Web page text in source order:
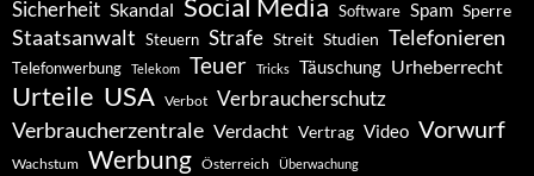
Sicherheit Skandal Social Media Software Spam Sperre
Staatsanwalt Steuern Strafe Streit Studien Telefonieren
Telefonwerbung Telekom Teuer Tricks Täuschung Urheberrecht
Urteile USA Verbot Verbraucherschutz
Verbraucherzentrale Verdacht Vertrag Video Vorwurf
Wachstum Werbung Österreich Überwachung